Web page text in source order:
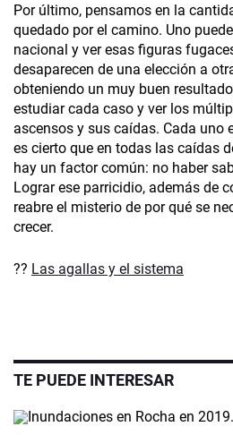
Por último, pensamos en la
quedado por el camino. Uno
nacional y ver esas figuras
desaparecen de una elección a
obteniendo un muy buen
estudiar cada caso y ver los
ascensos y sus caídas. Cada uno
es cierto que en todas las caídas
hay un factor común: no haber
Lograr ese parricidio, además de
reabre el misterio de por qué se
crecer.
?? Las agallas y el sistema
TE PUEDE INTERESAR